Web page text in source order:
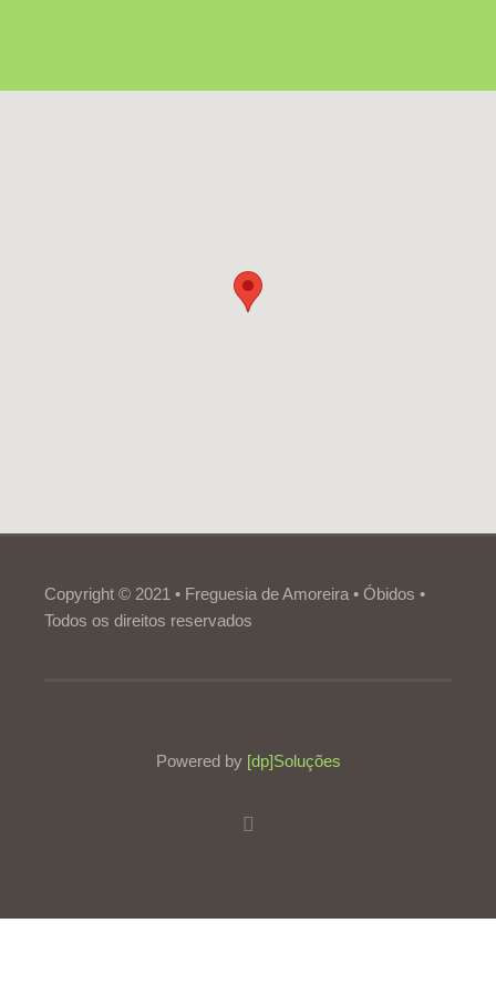
Copyright © 2021 • Freguesia de Amoreira • Óbidos •
Todos os direitos reservados
Powered by [dp]Soluções